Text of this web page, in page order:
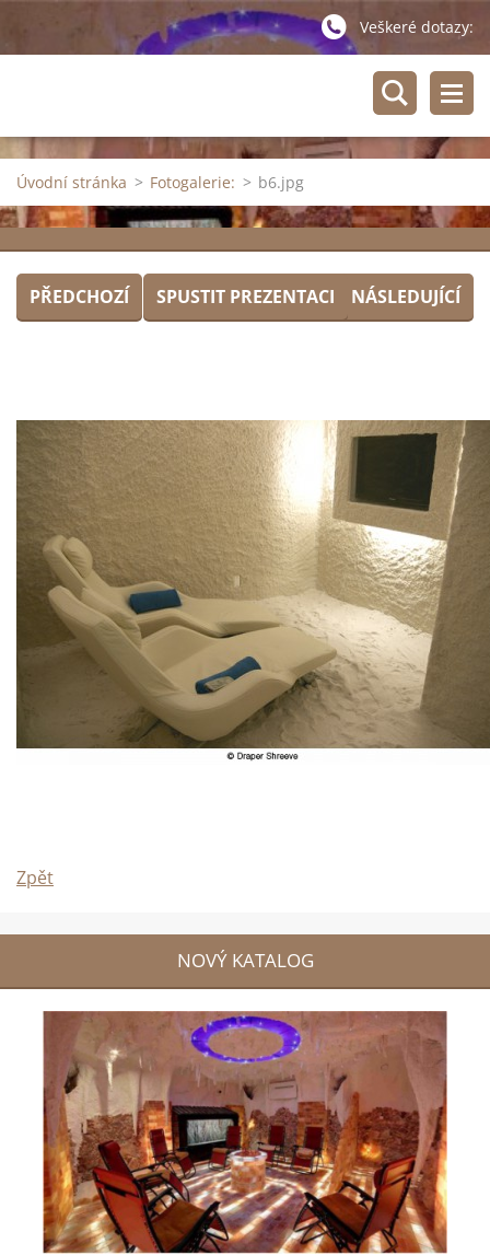
Veškeré dotazy:
Úvodní stránka > Fotogalerie: > b6.jpg
PŘEDCHOZÍ SPUSTIT PREZENTACI NÁSLEDUJÍCÍ
Zpět
NOVÝ KATALOG